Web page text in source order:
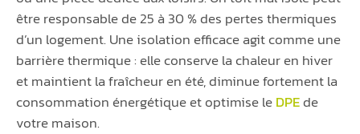
être responsable de 25 à 30 % des pertes thermiques
d’un logement. Une isolation efficace agit comme une
barrière thermique : elle conserve la chaleur en hiver
et maintient la fraîcheur en été, diminue fortement la
consommation énergétique et optimise leDPEde
votre maison.